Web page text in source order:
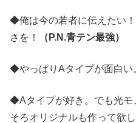
◆俺は今の若者に伝えたい
さを！
（P.N.青テン最強）
◆やっぱりAタイプが面白い
◆Aタイプが好き。でも光モ
そろオリジナルも作って欲